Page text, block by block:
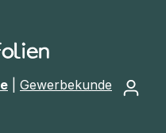
Gewerbekunde
Der